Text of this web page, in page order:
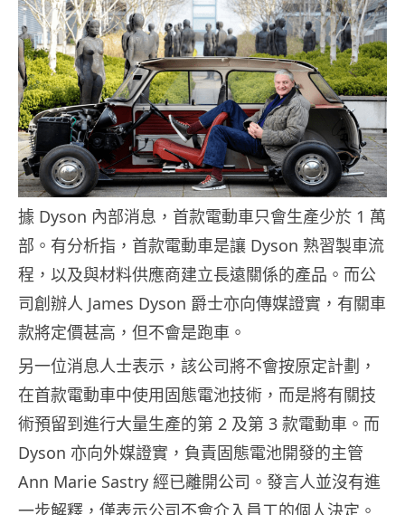
據 Dyson 內部消息，首款電動車只會生產少於 1 萬
部。有分析指，首款電動車是讓 Dyson 熟習製車流
程，以及與材料供應商建立長遠關係的產品。而公
司創辦人 James Dyson 爵士亦向傳媒證實，有關車
款將定價甚高，但不會是跑車。
另一位消息人士表示，該公司將不會按原定計劃，
在首款電動車中使用固態電池技術，而是將有關技
術預留到進行大量生產的第 2 及第 3 款電動車。而
Dyson 亦向外媒證實，負責固態電池開發的主管
Ann Marie Sastry 經已離開公司。發言人並沒有進